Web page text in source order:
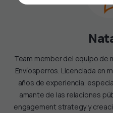
Team member del equipo de
Envíosperros. Licenciada en
años de experiencia,
amante de las relaciones
engagement strategy y